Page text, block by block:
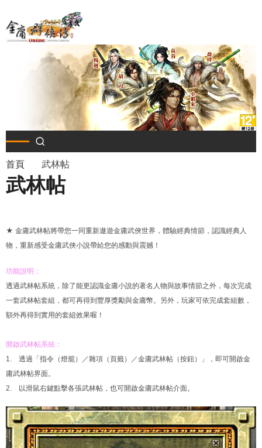
至
導
航
結
首頁 武林帖
武林帖
★ 金庸武林帖將帶您一同重新遨遊金庸武俠世界，體驗經典情節，認識經典人
物，重新感受金庸武俠小說帶給您的感動與震撼！
功能說明：
透過武林帖系統，除了能更認識金庸小說的著名人物與故事情節之外，每次完成
一套武林帖套組，都可再得到豐厚獎勵與金庸幣。另外，玩家可依完成套組數，
額外再得到實用的套組效果喔！
開啟武林帖系統：
1. 透過「指令（燈籠）／雜項（頁籤）／金庸武林帖（按鈕）」，即可開啟金
庸武林帖界面。
2. 以滑鼠右鍵點擊各張武林帖，也可開啟金庸武林帖介面。